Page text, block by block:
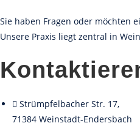
Sie haben Fragen oder möchten
Unsere Praxis liegt zentral in
Strümpfelbacher Str. 17,
71384 Weinstadt-Endersbach